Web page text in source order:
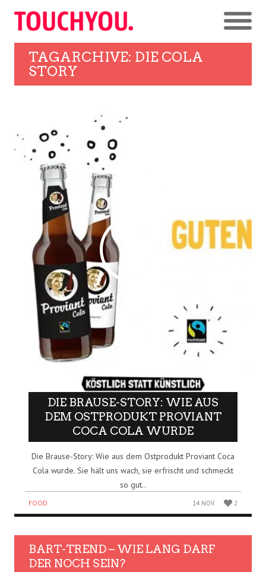
TAGARCHIVE: DIE COLA
STORY
DIE BRAUSE-STORY: WIE AUS
DEM OSTPRODUKT PROVIANT
COCA COLA WURDE
Die Brause-Story: Wie aus dem Ostprodukt Proviant Coca
Cola wurde. Sie hält uns wach, sie erfrischt und schmeckt
so gut..
FOOD 14 NOV. 2
BART-TREND – WIE LANG DARF
DER NOCH SEIN?